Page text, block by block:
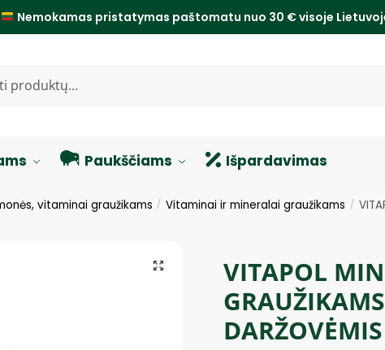
Nemokamas pristatymas paštomatu nuo 30 € visoje
Paukščiams Išpardavimas
vitaminai graužikams / Vitaminai ir mineralai graužikams /
VITAPOL